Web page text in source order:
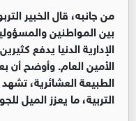
من جانبه، قال الخبير
بين المواطنين
الإدارية الدنيا يدفع
الأمين العام. وأوضح
الطبيعة العشائرية،
التربية، ما يعزز الميل